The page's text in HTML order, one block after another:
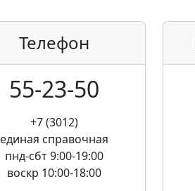
Телефон
55-23-50
+7 (3012)
единая справочная
пнд-сбт 9:00-19:00
воскр 10:00-18:00